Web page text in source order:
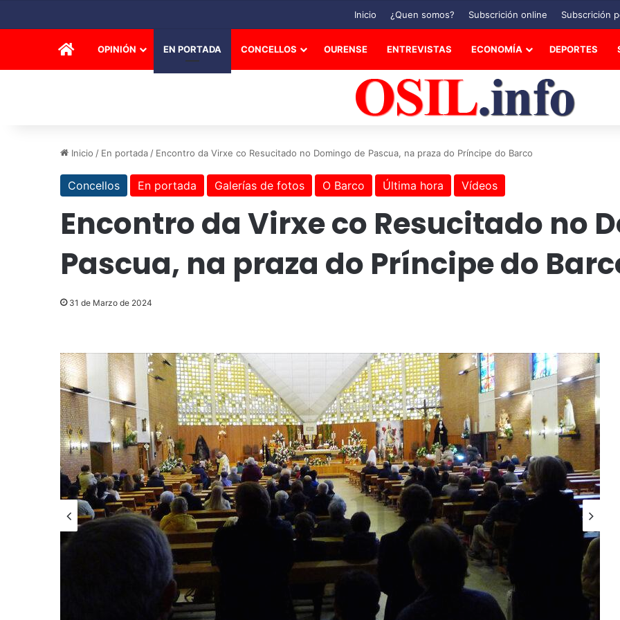
Inicio ¿Quen somos? Subscrición online Subscrición
INICIOOPINIÓN EN PORTADA CONCELLOS OURENSE ENTREVISTAS ECONOMÍA DEPORTES
Inicio / En portada / Encontro da Virxe co Resucitado no Domingo de Pascua, na praza do Príncipe do Barco
Concellos En portada Galerías de fotos O Barco Última hora Vídeos
Encontro da Virxe co Resucitado no
Pascua, na praza do Príncipe do
31 de Marzo de 2024